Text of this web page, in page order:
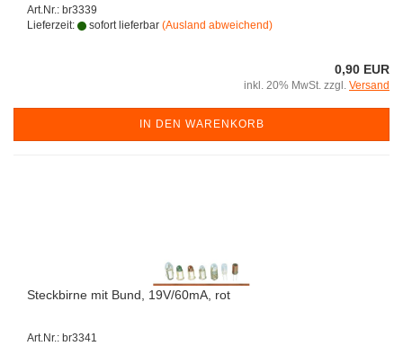
Art.Nr.: br3339
Lieferzeit:
sofort lieferbar (Ausland abweichend)
0,90 EUR
inkl. 20% MwSt. zzgl. Versand
IN DEN WARENKORB
Steckbirne mit Bund, 19V/60mA, rot
Art.Nr.: br3341